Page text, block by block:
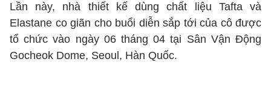
Lần này, nhà thiết kế dùng chất liệu Tafta và
Elastane co giãn cho buổi diễn sắp tới của cô được
tổ chức vào ngày 06 tháng 04 tại Sân Vận Động
Gocheok Dome, Seoul, Hàn Quốc.